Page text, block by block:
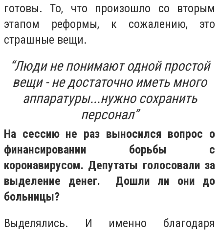
готовы. То, что произошло со вторым
этапом реформы, к сожалению, это
страшные вещи.
“Люди не понимают одной простой
вещи - не достаточно иметь много
аппаратуры...нужно сохранить
персонал”
На сессию не раз выносился вопрос о
финансировании борьбы с
коронавирусом. Депутаты голосовали за
выделение денег. Дошли ли они до
больницы?
Выделялись. И именно благодаря